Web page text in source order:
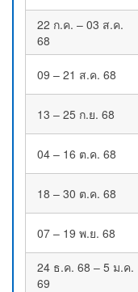
22 ก.ค. – 03 ส.ค.
68
09 – 21 ส.ค. 68
13 – 25 ก.ย. 68
04 – 16 ต.ค. 68
18 – 30 ต.ค. 68
07 – 19 พ.ย. 68
24 ธ.ค. 68 – 5 ม.ค.
69